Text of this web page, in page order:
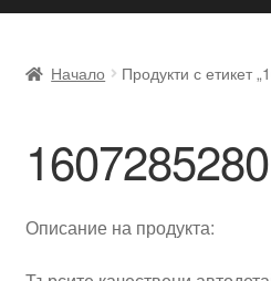
navigation
content
Доставка по целия свят
Жалби
Начало Продукти с етикет
1607285280
Описание на продукта: